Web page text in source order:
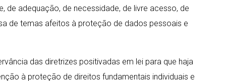
adequação, de necessidade, de livre acesso, de
de temas afeitos à proteção de dados pessoais e
das diretrizes positivadas em lei para que haja
à proteção de direitos fundamentais individuais e